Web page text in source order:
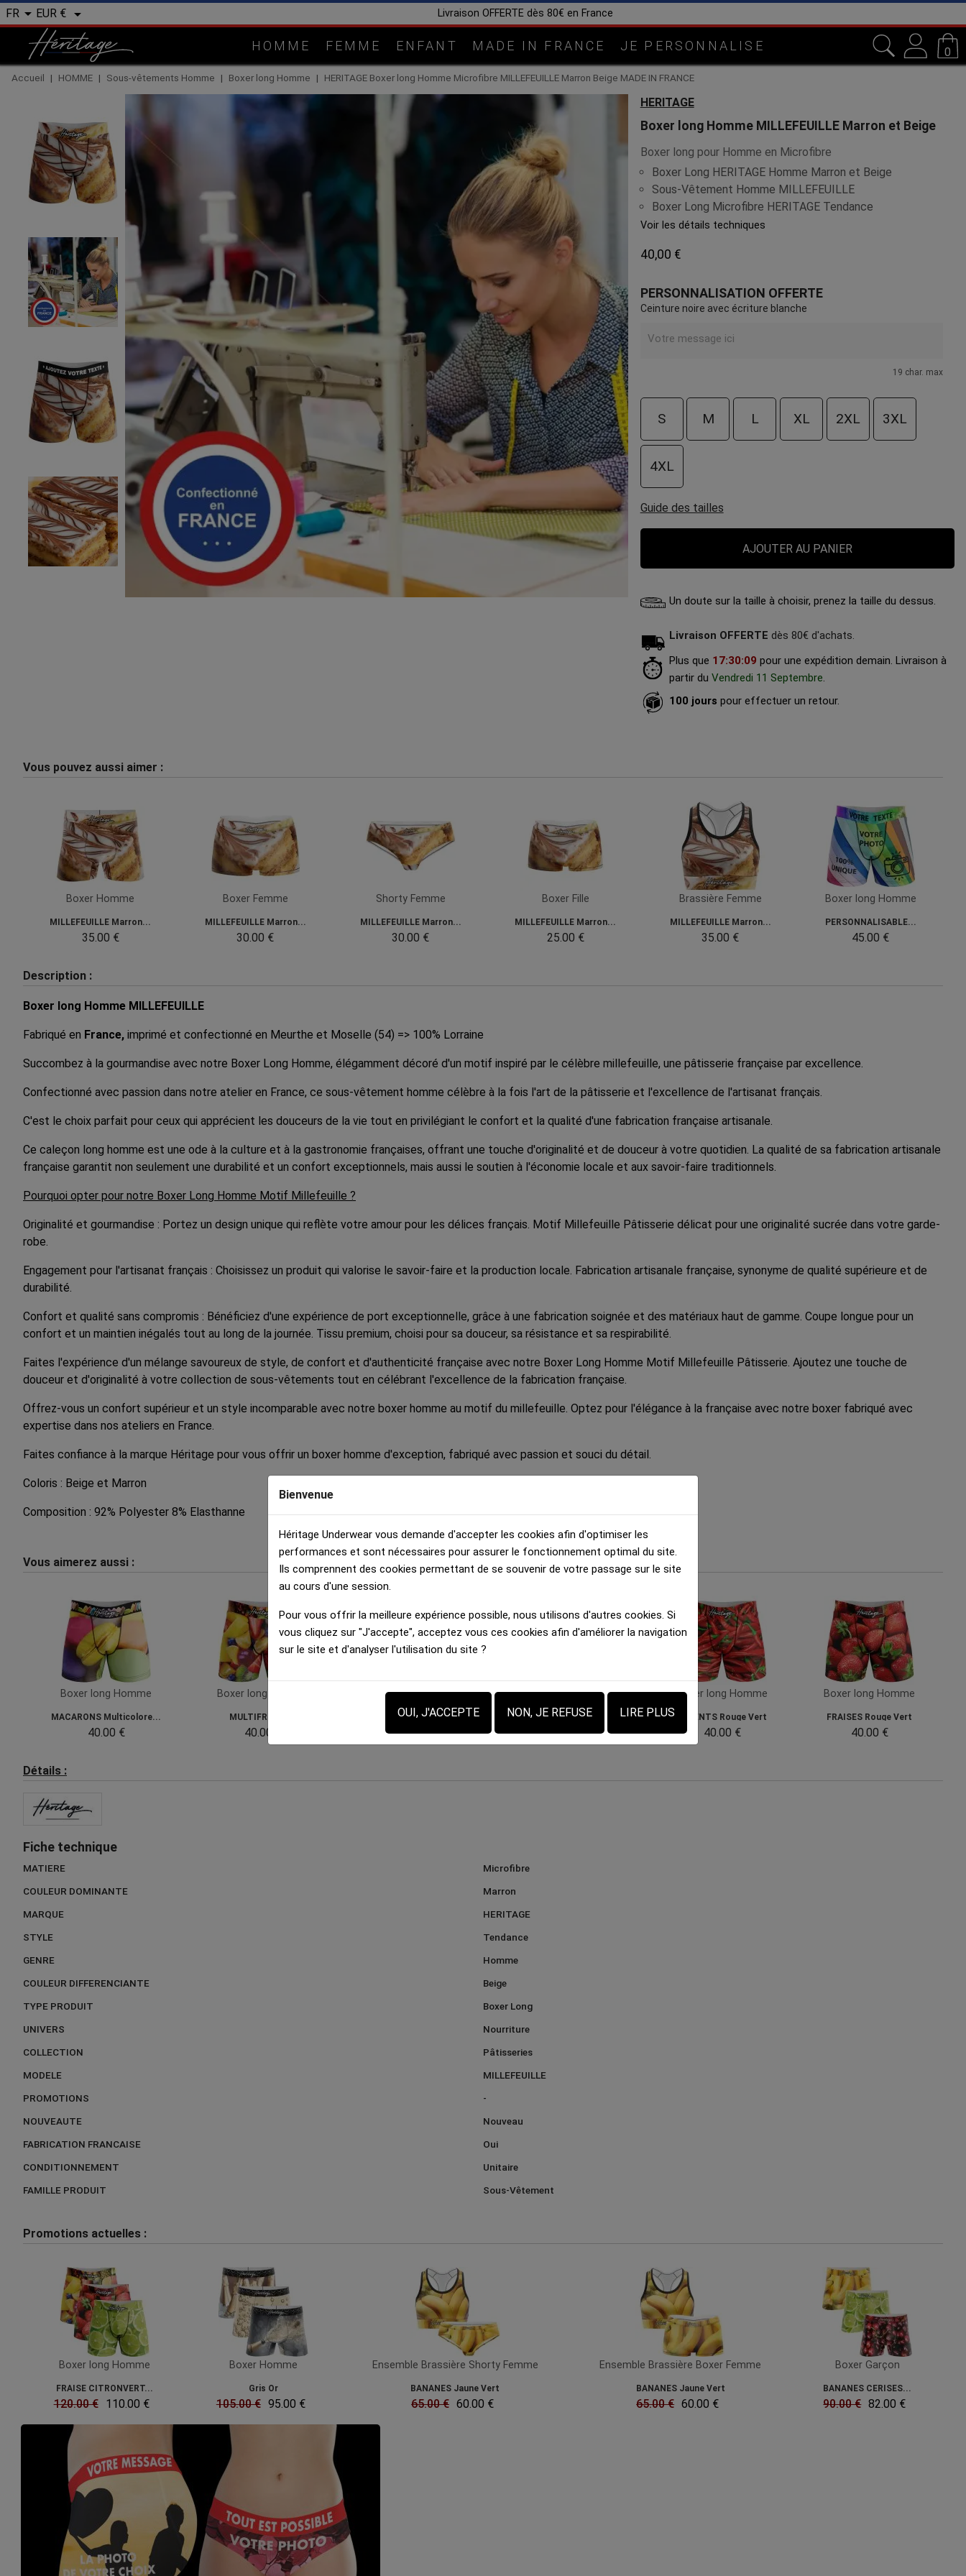
FR  EUR €  Fabrication artisanale dans notre atelier en Lorraine
HOMME FEMME ENFANT MADE IN FRANCE JE PERSONNALISE 0
Accueil HOMME Sous-vêtements Homme Boxer long Homme HERITAGE Boxer long Homme Microfibre MILLEFEUILLE Marron Beige MADE IN FRANCE
HERITAGE
Boxer long Homme MILLEFEUILLE Marron et Beige
Boxer long pour Homme en Microfibre
Boxer Long HERITAGE Homme Marron et Beige
Sous-Vêtement Homme MILLEFEUILLE
Boxer Long Microfibre HERITAGE Tendance
Voir les détails techniques
40,00 €
PERSONNALISATION OFFERTE
Ceinture noire avec écriture blanche
19 char. max
S M L XL 2XL 3XL
4XL
Guide des tailles
AJOUTER AU PANIER
Un doute sur la taille à choisir, prenez la taille du dessus.
Livraison OFFERTE dès 80€ d'achats.
Plus que 17:30:07 pour une expédition demain. Livraison à
partir du Vendredi 11 Septembre.
100 jours pour effectuer un retour.
Vous pouvez aussi aimer :
Boxer Homme
MILLEFEUILLE Marron...
35.00 €
Boxer Femme
MILLEFEUILLE Marron...
30.00 €
Shorty Femme
MILLEFEUILLE Marron...
30.00 €
Boxer Fille
MILLEFEUILLE Marron...
25.00 €
Brassière Femme
MILLEFEUILLE Marron...
35.00 €
Boxer long Homme
PERSONNALISABLE...
45.00 €
Description :
Boxer long Homme MILLEFEUILLE
Fabriqué en France, imprimé et confectionné en Meurthe et Moselle (54) => 100% Lorraine
Succombez à la gourmandise avec notre Boxer Long Homme, élégamment décoré d'un motif inspiré par le célèbre millefeuille, une pâtisserie française par excellence.
Confectionné avec passion dans notre atelier en France, ce sous-vêtement homme célèbre à la fois l'art de la pâtisserie et l'excellence de l'artisanat français.
C'est le choix parfait pour ceux qui apprécient les douceurs de la vie tout en privilégiant le confort et la qualité d'une fabrication française artisanale.
Ce caleçon long homme est une ode à la culture et à la gastronomie françaises, offrant une touche d'originalité et de douceur à votre quotidien. La qualité de sa fabrication artisanale
française garantit non seulement une durabilité et un confort exceptionnels, mais aussi le soutien à l'économie locale et aux savoir-faire traditionnels.
Pourquoi opter pour notre Boxer Long Homme Motif Millefeuille ?
Originalité et gourmandise : Portez un design unique qui reflète votre amour pour les délices français. Motif Millefeuille Pâtisserie délicat pour une originalité sucrée dans votre garde-
robe.
Engagement pour l'artisanat français : Choisissez un produit qui valorise le savoir-faire et la production locale. Fabrication artisanale française, synonyme de qualité supérieure et de
durabilité.
Confort et qualité sans compromis : Bénéficiez d'une expérience de port exceptionnelle, grâce à une fabrication soignée et des matériaux haut de gamme. Coupe longue pour un
confort et un maintien inégalés tout au long de la journée. Tissu premium, choisi pour sa douceur, sa résistance et sa respirabilité.
Faites l'expérience d'un mélange savoureux de style, de confort et d'authenticité française avec notre Boxer Long Homme Motif Millefeuille Pâtisserie. Ajoutez une touche de
douceur et d'originalité à votre collection de sous-vêtements tout en célébrant l'excellence de la fabrication française.
Offrez-vous un confort supérieur et un style incomparable avec notre boxer homme au motif du millefeuille. Optez pour l'élégance à la française avec notre boxer fabriqué avec
expertise dans nos ateliers en France.
Faites confiance à la marque Héritage pour vous offrir un boxer homme d'exception, fabriqué avec passion et souci du détail.
Coloris : Beige et Marron
Composition : 92% Polyester 8% Elasthanne
Vous aimerez aussi :
Boxer long Homme
MACARONS Multicolore...
40.00 €
Boxer long Homme
MULTIFRUITS...
40.00 €
Boxer long Homme
FRAMBOISES Rouge Rose
40.00 €
Boxer long Homme
KIWIS Vert Noir
40.00 €
Boxer long Homme
PIMENTS Rouge Vert
40.00 €
Boxer long Homme
FRAISES Rouge Vert
40.00 €
Détails :
Fiche technique
MATIERE
Microfibre
COULEUR DOMINANTE
Marron
MARQUE
HERITAGE
STYLE
Tendance
GENRE
Homme
COULEUR DIFFERENCIANTE
Beige
TYPE PRODUIT
Boxer Long
UNIVERS
Nourriture
COLLECTION
Pâtisseries
MODELE
MILLEFEUILLE
PROMOTIONS
-
NOUVEAUTE
Nouveau
FABRICATION FRANCAISE
Oui
CONDITIONNEMENT
Unitaire
FAMILLE PRODUIT
Sous-Vêtement
Promotions actuelles :
Boxer long Homme
FRAISE CITRONVERT...
120.00 € 110.00 €
Boxer Homme
Gris Or
105.00 € 95.00 €
Ensemble Brassière Shorty Femme
BANANES Jaune Vert
65.00 € 60.00 €
Ensemble Brassière Boxer Femme
BANANES Jaune Vert
65.00 € 60.00 €
Boxer Garçon
BANANES CERISES...
90.00 € 82.00 €
Bienvenue
Héritage Underwear vous demande d'accepter les cookies afin d'optimiser les
performances et sont nécessaires pour assurer le fonctionnement optimal du site.
Ils comprennent des cookies permettant de se souvenir de votre passage sur le site
au cours d'une session.
Pour vous offrir la meilleure expérience possible, nous utilisons d'autres cookies. Si
vous cliquez sur "J'accepte", acceptez vous ces cookies afin d'améliorer la navigation
sur le site et d'analyser l'utilisation du site ?
OUI, J'ACCEPTE NON, JE REFUSE LIRE PLUS